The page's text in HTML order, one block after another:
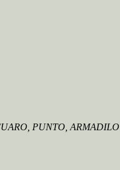
PUNTO, ARMADILO